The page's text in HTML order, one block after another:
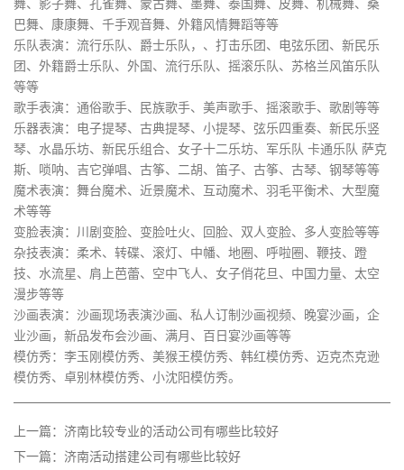
巴舞、康康舞、千手观音舞、外籍风情舞蹈等等
乐队表演：流行乐队、爵士乐队，、打击乐团、电弦乐团、新民乐
团、外籍爵士乐队、外国、流行乐队、摇滚乐队、苏格兰风笛乐队
等等
歌手表演：通俗歌手、民族歌手、美声歌手、摇滚歌手、歌剧等等
乐器表演：电子提琴、古典提琴、小提琴、弦乐四重奏、新民乐竖
琴、水晶乐坊、新民乐组合、女子十二乐坊、军乐队 卡通乐队 萨克
斯、唢呐、吉它弹唱、古筝、二胡、笛子、古筝、古琴、钢琴等等
魔术表演：舞台魔术、近景魔术、互动魔术、羽毛平衡术、大型魔
术等等
变脸表演：川剧变脸、变脸吐火、回脸、双人变脸、多人变脸等等
杂技表演：柔术、转碟、滚灯、中幡、地圈、呼啦圈、鞭技、蹬
技、水流星、肩上芭蕾、空中飞人、女子俏花旦、中国力量、太空
漫步等等
沙画表演：沙画现场表演沙画、私人订制沙画视频、晚宴沙画，企
业沙画，新品发布会沙画、满月、百日宴沙画等等
模仿秀：李玉刚模仿秀、美猴王模仿秀、韩红模仿秀、迈克杰克逊
模仿秀、卓别林模仿秀、小沈阳模仿秀。
上一篇：济南比较专业的活动公司有哪些比较好
下一篇：济南活动搭建公司有哪些比较好